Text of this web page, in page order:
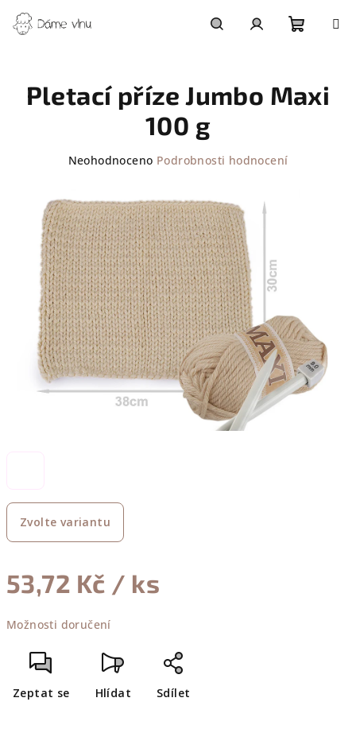
na
obsah
košík
Zvolte variantu
53,72 Kč / ks
cena:
Možnosti doručení
Zeptat se Hlídat Sdílet
Pletací příze Jumbo Maxi
100 g
Průměrné
je
0,0
z
5
hvězdiček.
Neohodnoceno Podrobnosti hodnocení